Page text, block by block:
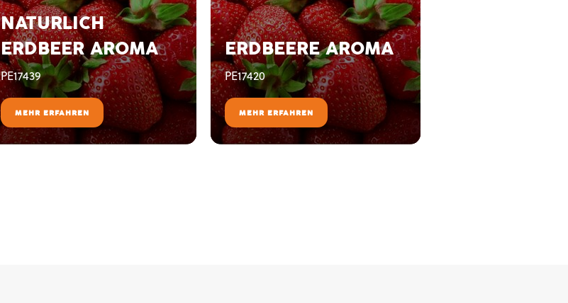
NATURLICH
ERDBEER AROMA
PE17439
MEHR ERFAHREN
ERDBEERE AROMA
PE17420
MEHR ERFAHREN